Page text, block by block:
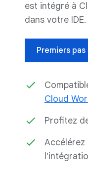
est intégré à
dans votre IDE.
Premiers pas
Cloud
Profitez
Accélérez